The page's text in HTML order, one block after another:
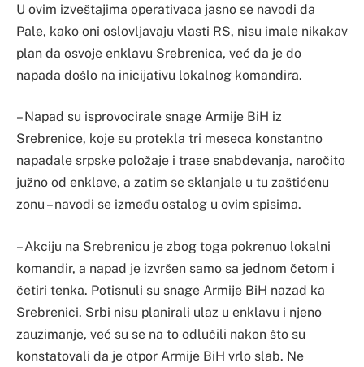
U ovim izveštajima operativaca jasno se navodi da
Pale, kako oni oslovljavaju vlasti RS, nisu imale nikakav
plan da osvoje enklavu Srebrenica, već da je do
napada došlo na inicijativu lokalnog komandira.
– Napad su isprovocirale snage Armije BiH iz
Srebrenice, koje su protekla tri meseca konstantno
napadale srpske položaje i trase snabdevanja, naročito
južno od enklave, a zatim se sklanjale u tu zaštićenu
zonu – navodi se između ostalog u ovim spisima.
– Akciju na Srebrenicu je zbog toga pokrenuo lokalni
komandir, a napad je izvršen samo sa jednom četom i
četiri tenka. Potisnuli su snage Armije BiH nazad ka
Srebrenici. Srbi nisu planirali ulaz u enklavu i njeno
zauzimanje, već su se na to odlučili nakon što su
konstatovali da je otpor Armije BiH vrlo slab. Ne